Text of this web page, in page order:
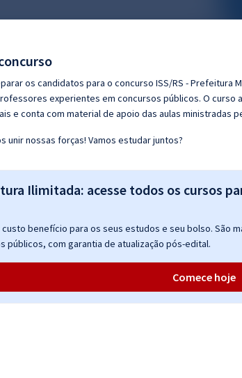
os candidatos para o concurso ISS/RS - Prefeitura
experientes em concursos públicos. O curso
e conta com material de apoio das aulas ministradas
unir nossas forças! Vamos estudar juntos?
Ilimitada: acesse todos os cursos
benefício para os seus estudos e seu bolso. São
públicos, com garantia de atualização pós-edital.
Comece hoje